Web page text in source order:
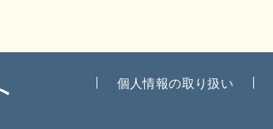
個人情報の取り扱い